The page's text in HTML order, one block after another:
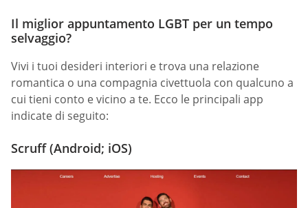
Il miglior appuntamento LGBT per un tempo
selvaggio?
Vivi i tuoi desideri interiori e trova una relazione
romantica o una compagnia civettuola con qualcuno a
cui tieni conto e vicino a te. Ecco le principali app
indicate di seguito:
Scruff (Android; iOS)